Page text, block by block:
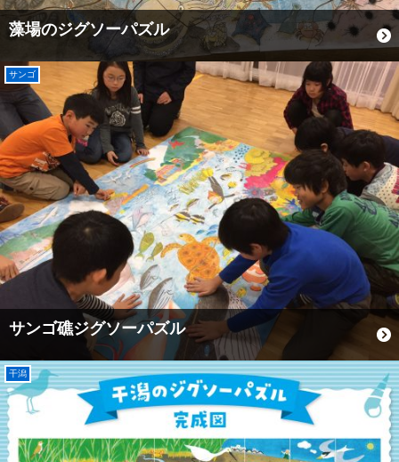
藻場のジグソーパズル
サンゴ礁ジグソーパズル
サンゴ
干潟